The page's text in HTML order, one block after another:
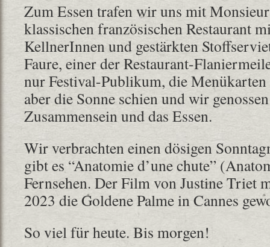
Zum Essen trafen wir uns mit
klassischen französischen Restaurant
KellnerInnen und gestärkten
Faure, einer der Restaurant-
nur Festival-Publikum, die
aber die Sonne schien und wir
Zusammensein und das Essen.
Wir verbrachten einen dösigen
gibt es “Anatomie d’une chute”
Fernsehen. Der Film von Justine Triet
2023 die Goldene Palme in Cannes
So viel für heute. Bis morgen!